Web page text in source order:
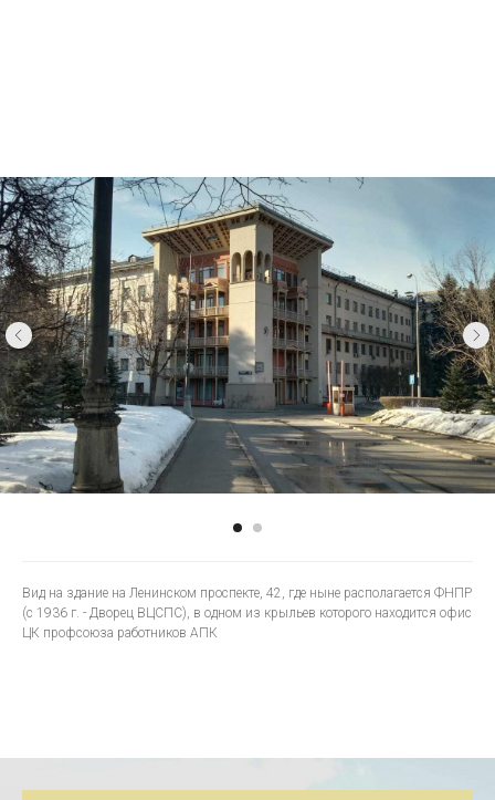
Вид на здание на Ленинском проспекте, 42, где ныне располагается ФНПР
(с 1936 г. - Дворец ВЦСПС), в одном из крыльев которого находится офис
ЦК профсоюза работников АПК